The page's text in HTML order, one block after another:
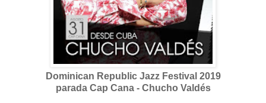
Dominican Republic Jazz Festival 2019
parada Cap Cana - Chucho Valdés